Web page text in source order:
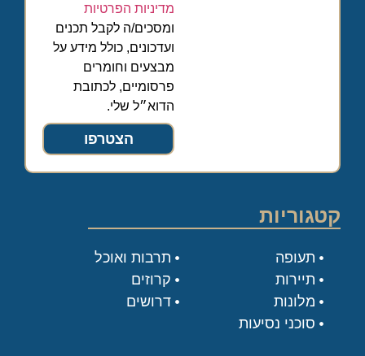
מדיניות הפרטיות
ומסכים/ה לקבל תכנים
ועדכונים, כולל מידע על
מבצעים וחומרים
פרסומיים, לכתובת
הדוא״ל שלי.
הצטרפו
קטגוריות
תעופה
תיירות
מלונות
סוכני נסיעות
תרבות ואוכל
קרוזים
דרושים